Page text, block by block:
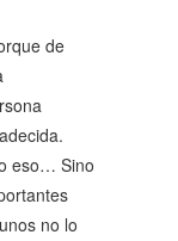
de
eso… Sino
no lo